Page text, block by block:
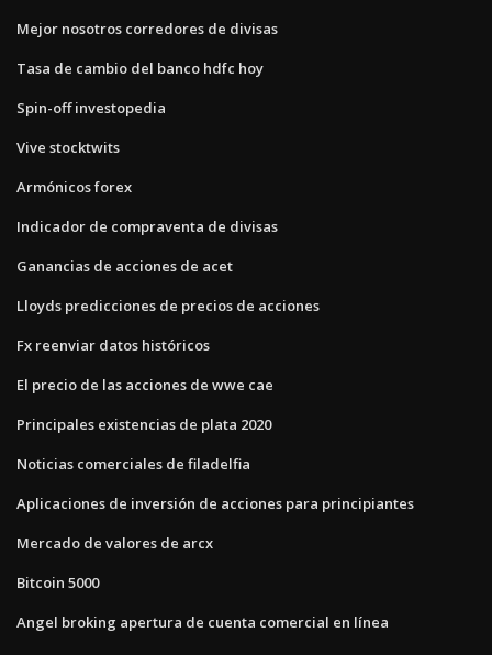
Mejor nosotros corredores de divisas
Tasa de cambio del banco hdfc hoy
Spin-off investopedia
Vive stocktwits
Armónicos forex
Indicador de compraventa de divisas
Ganancias de acciones de acet
Lloyds predicciones de precios de acciones
Fx reenviar datos históricos
El precio de las acciones de wwe cae
Principales existencias de plata 2020
Noticias comerciales de filadelfia
Aplicaciones de inversión de acciones para principiantes
Mercado de valores de arcx
Bitcoin 5000
Angel broking apertura de cuenta comercial en línea